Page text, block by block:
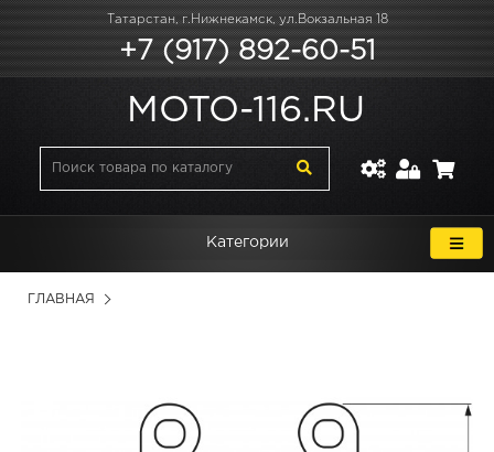
Татарстан, г.Нижнекамск, ул.Вокзальная 18
+7 (917) 892-60-51
MOTO-116.RU
Категории
ГЛАВНАЯ